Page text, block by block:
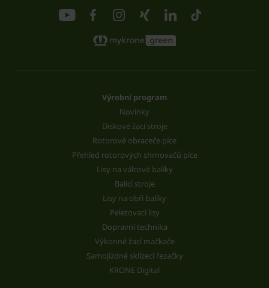
Výrobní program
Novinky
Diskové žací stroje
Rotorové obraceče píce
Přehled rotorových shrnovačů píce
Lisy na válcové balíky
Balicí stroje
Lisy na obří balíky
Peletovací lisy
Dopravní technika
Výkonné žací mačkače
Samojízdné sklízecí řezačky
KRONE Digital